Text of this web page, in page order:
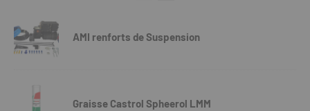
AMI renforts de Suspension
Graisse Castrol Spheerol LMM